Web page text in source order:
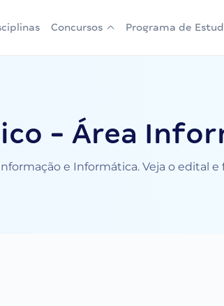
Concursos Programa de
- Área
e Informática. Veja o edital